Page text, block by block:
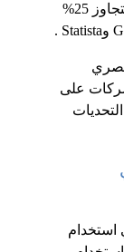
يساهم في رفع معدلات التحويل بنسبة تتجاوز 25%
على
استخدام